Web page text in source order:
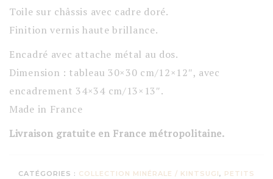
d'opale
Toile sur châssis avec cadre doré.
Finition vernis haute brillance.
Encadré avec attache métal au dos.
Dimension : tableau 30×30 cm/12×12″, avec
encadrement 34×34 cm/13×13″.
Made in France
Livraison gratuite en France métropolitaine.
CATÉGORIES : COLLECTION MINÉRALE / KINTSUGI, PETITS